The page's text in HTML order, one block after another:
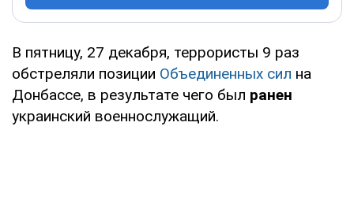
В пятницу, 27 декабря, террористы 9 раз
обстреляли позиции Объединенных сил на
Донбассе, в результате чего был ранен
украинский военнослужащий.